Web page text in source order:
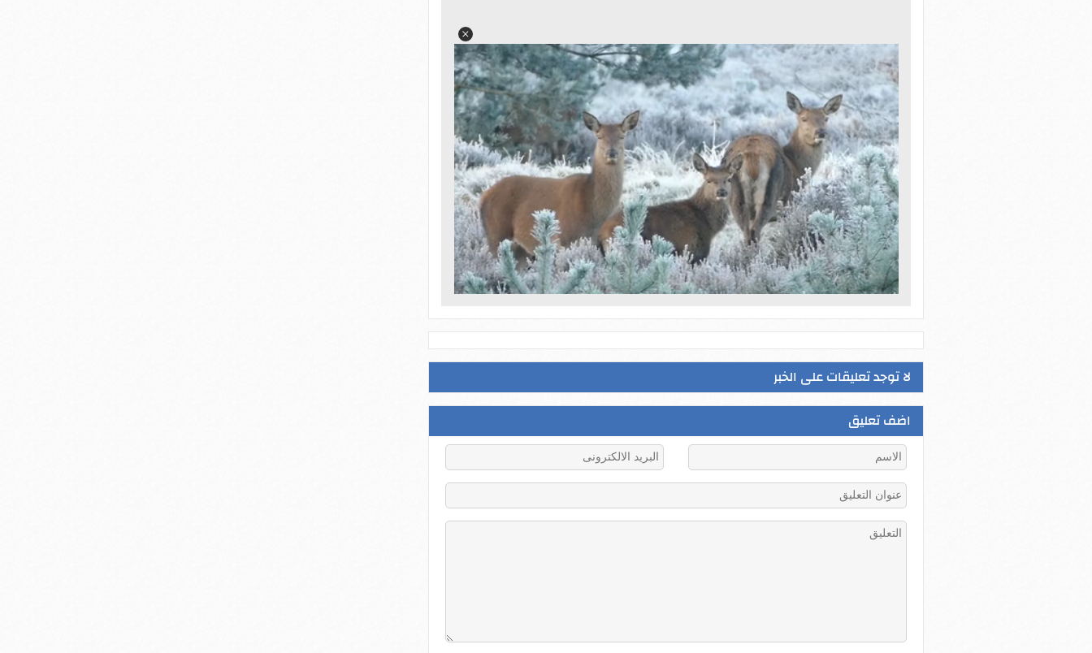
لا توجد تعليقات على الخبر
اضف تعليق